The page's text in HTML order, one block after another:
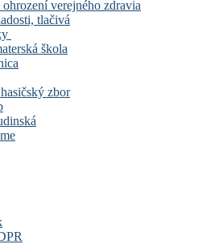
verejného zdravia
tlačivá
škola
zbor